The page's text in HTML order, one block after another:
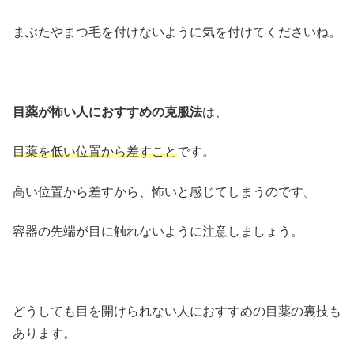
まぶたやまつ毛を付けないように気を付けてくださいね。
目薬が怖い人におすすめの克服法は、
目薬を低い位置から差すことです。
高い位置から差すから、怖いと感じてしまうのです。
容器の先端が目に触れないように注意しましょう。
どうしても目を開けられない人におすすめの目薬の裏技も
あります。